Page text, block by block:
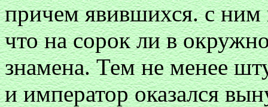
причем явившихся. с ним
что на сорок ли в
знамена. Тем не менее
и император оказался